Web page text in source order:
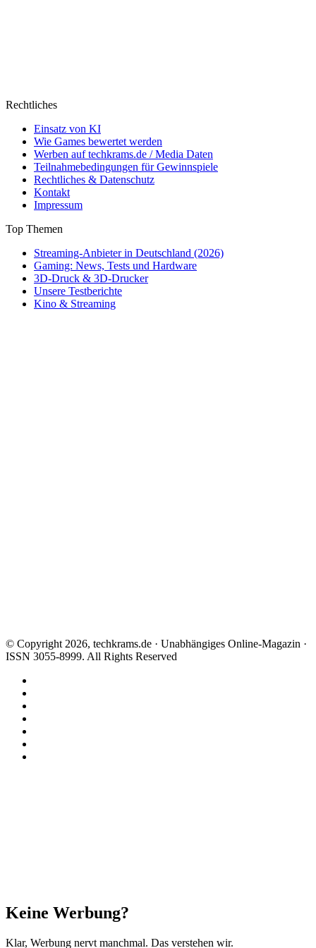
Rechtliches
Einsatz von KI
Wie Games bewertet werden
Werben auf techkrams.de / Media Daten
Teilnahmebedingungen für Gewinnspiele
Rechtliches & Datenschutz
Kontakt
Impressum
Top Themen
Streaming-Anbieter in Deutschland (2026)
Gaming: News, Tests und Hardware
3D-Druck & 3D-Drucker
Unsere Testberichte
Kino & Streaming
© Copyright 2026, techkrams.de · Unabhängiges Online-Magazin ·
ISSN 3055-8999. All Rights Reserved
Schließen
Keine Werbung?
Klar, Werbung nervt manchmal. Das verstehen wir.